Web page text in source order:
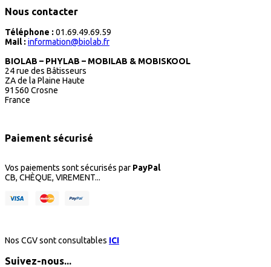
Nous contacter
Téléphone : 01.69.49.69.59
Mail : information@biolab.fr
BIOLAB – PHYLAB – MOBILAB & MOBISKOOL
24 rue des Bâtisseurs
ZA de la Plaine Haute
91560 Crosne
France
Paiement sécurisé
Vos paiements sont sécurisés par PayPal
CB, CHÈQUE, VIREMENT...
Nos CGV sont consultables ICI
Suivez-nous...